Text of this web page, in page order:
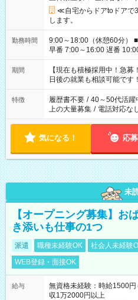
≪自宅からドアtoドアで
します。
勤務時間
9:00～18:00（休憩60分） ■ご希望があれば下記シフトもOK！
早番 7:00～16:00 遅番 10:00～19:00 「家族と
い」 「余裕を持って夕飯
たくない」 など、ご希望を教えて
の方へ 今ご覧のお仕事で希
の勤務時間。 合計で週40
期間
【現在も積極採用中！急
日後の就業も相談可能です！
特徴 履歴書不要 / 40～50代活躍
上の大量募集 / 電話対応な
気になる！ 応
未
【オープニング募集】お
き添いも仕事の1つ
派遣 職種未経験OK 社会人未経験
WEB登録・面接OK
給与
無資格未経験：時給1500
収1万2000円以上